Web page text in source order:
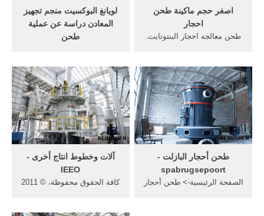
لويانغ البوكسيت منجم تجهيز
المعادن دراسة عن عملية
طحن
متخصصون ببيع المعدات الثقيله
طحن معالجه احجار البنتونايت
Next: لويانغ البوكسيت منجم
تجهيز المعادن دراسة عن
عملية طحن .
اصغر حجم ماكينة طحن
احجار
طحن معالجه احجار البنتونايت.
ماكينة طحن احجار. خط معالجة
و طحن أحجار... الاتصال المورد
آلات وخطوط انتاج أخرى -
IEEO
كافة الحقوق محفوظة، © 2011
طحن أحجار البازلت -
spabrugsepoort
الصفحة الرئيسية-> طحن أحجار